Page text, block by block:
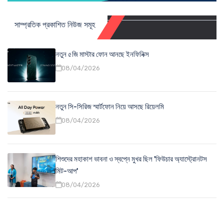
সাম্প্রতিক প্রকাশিত নিউজ সমূহ
নতুন ৫জি মাস্টার ফোন আনছে ইনফিনিক্স
08/04/2026
নতুন সি-সিরিজ স্মার্টফোন নিয়ে আসছে রিয়েলমি
08/04/2026
শিশুদের মহাকাশ ভাবনা ও স্বপ্নে মুখর ছিল 'ফিউচার অ্যাস্ট্রোনটস
মিট-আপ'
08/04/2026